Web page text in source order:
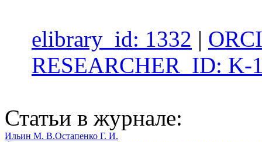
elibrary_id: 1332 |
RESEARCHER_ID: K-
Статьи в журнале:
Ильин М. В.Остапенко Г. И.